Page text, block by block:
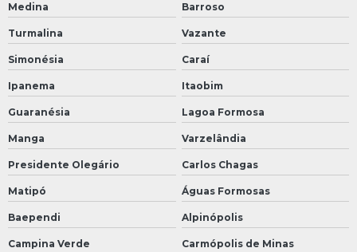
Medina Barroso
Turmalina Vazante
Simonésia Caraí
Ipanema Itaobim
Guaranésia Lagoa Formosa
Manga Varzelândia
Presidente Olegário Carlos Chagas
Matipó Águas Formosas
Baependi Alpinópolis
Campina Verde Carmópolis de Minas